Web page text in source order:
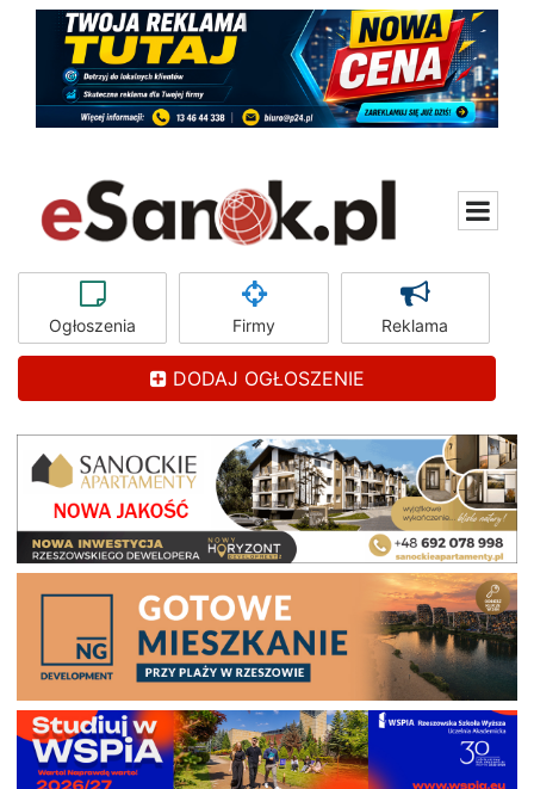
Ogłoszenia Firmy Reklama
DODAJ OGŁOSZENIE